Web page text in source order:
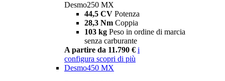
Desmo250 MX
44,5 CV Potenza
28,3 Nm Coppia
103 kg Peso in ordine di marcia
senza carburante
A partire da 11.790 € i
configura scopri di più
Desmo450 MX